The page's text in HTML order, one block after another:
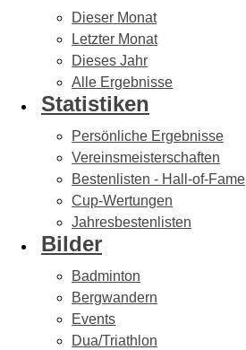
Dieser Monat
Letzter Monat
Dieses Jahr
Alle Ergebnisse
Statistiken
Persönliche Ergebnisse
Vereinsmeisterschaften
Bestenlisten - Hall-of-Fame
Cup-Wertungen
Jahresbestenlisten
Bilder
Badminton
Bergwandern
Events
Dua/Triathlon